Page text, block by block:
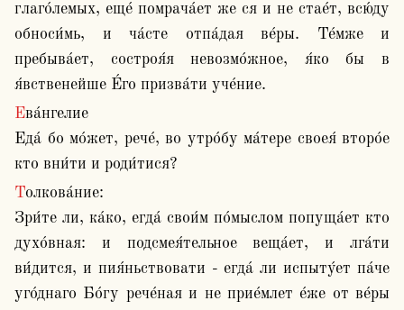
глаго́лемых, еще́ помрача́ет же ся и не стае́т, всю́ду
обноси́мь, и ча́сте отпа́дая ве́ры. Те́мже и
пребыва́ет, состроя́я невозмо́жное, я́ко бы в
я́вственейше Е́го призва́ти уче́ние.
Ева́нгелие
Еда́ бо мо́жет, рече́, во утро́бу ма́тере своея́ второ́е
кто вни́ти и роди́тися?
Толкова́ние:
Зри́те ли, ка́ко, егда́ свои́м по́мыслом попуща́ет кто
духо́вная: и подсмея́тельное веща́ет, и лга́ти
ви́дится, и пия́ньствовати - егда́ ли испыту́ет па́че
уго́днаго Бо́гу рече́ная и не прие́млет е́же от ве́ры